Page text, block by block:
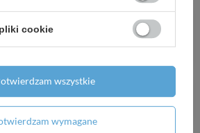
Jednouchwytowa bateria
130 z kompletem odpływowym z
Szczotkowany
Kompletny syfon wannowy z
Czerwone Złoto Szczotkowane
szt.
cookie
wymagane
wszystkie